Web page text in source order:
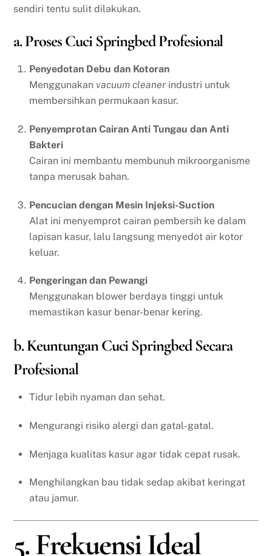
sendiri tentu sulit dilakukan.
a. Proses Cuci Springbed Profesional
Penyedotan Debu dan Kotoran
Menggunakan vacuum cleaner industri untuk
membersihkan permukaan kasur.
Penyemprotan Cairan Anti Tungau dan Anti
Bakteri
Cairan ini membantu membunuh mikroorganisme
tanpa merusak bahan.
Pencucian dengan Mesin Injeksi-Suction
Alat ini menyemprot cairan pembersih ke dalam
lapisan kasur, lalu langsung menyedot air kotor
keluar.
Pengeringan dan Pewangi
Menggunakan blower berdaya tinggi untuk
memastikan kasur benar-benar kering.
b. Keuntungan Cuci Springbed Secara
Profesional
Tidur lebih nyaman dan sehat.
Mengurangi risiko alergi dan gatal-gatal.
Menjaga kualitas kasur agar tidak cepat rusak.
Menghilangkan bau tidak sedap akibat keringat
atau jamur.
5. Frekuensi Ideal